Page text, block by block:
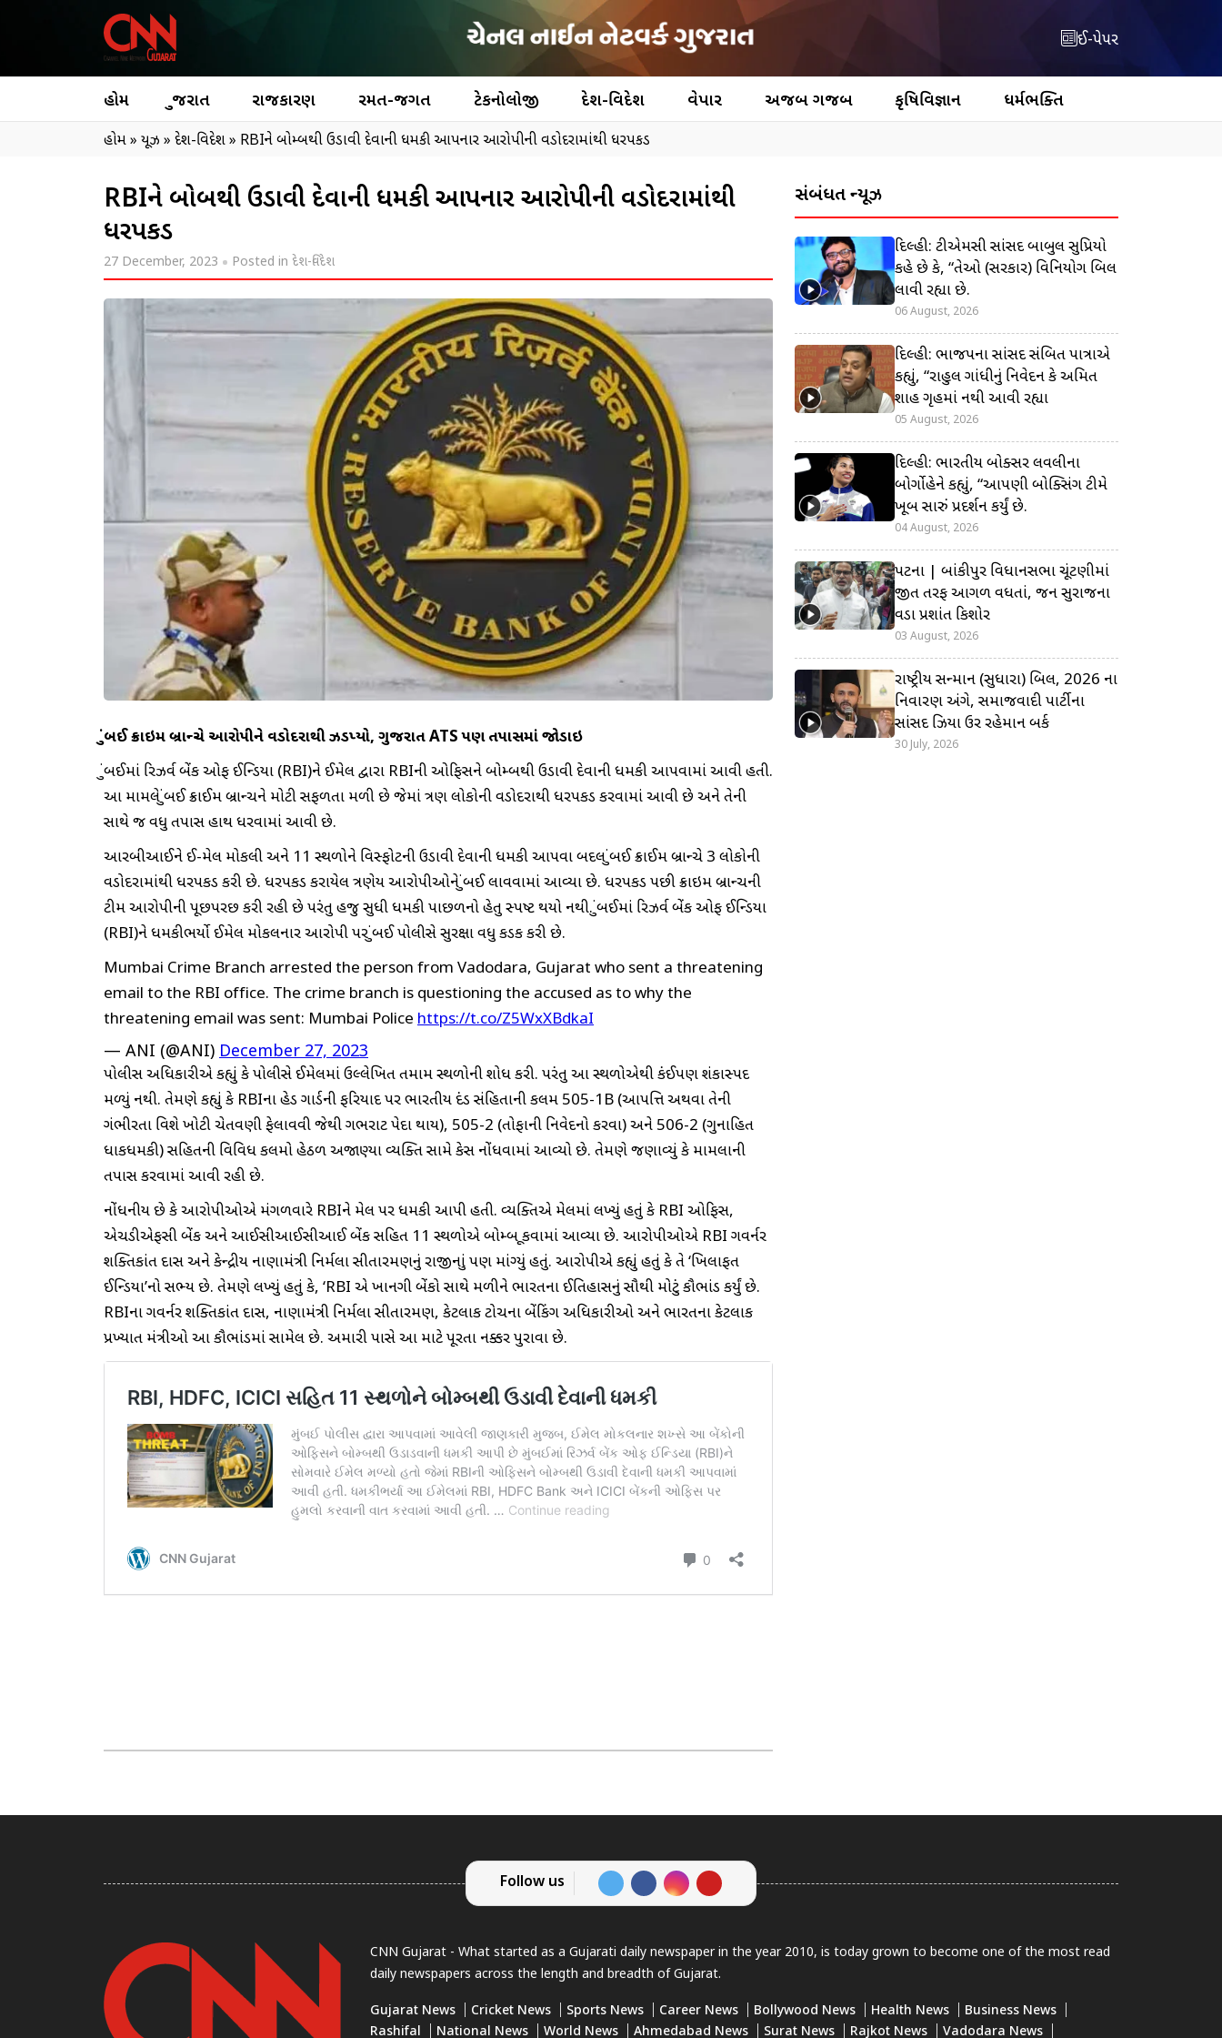
ઈ-પેપર
હોમ ગુજરાત રાજકારણ રમત-જગત ટેકનોલોજી દેશ-વિદેશ વેપાર અજબ ગજબ કૃષિવિજ્ઞાન ધર્મભક્તિ
હોમ» ન્યૂઝ » દેશ-વિદેશ» RBIને બોમ્બથી ઉડાવી દેવાની ધમકી આપનાર આરોપીની વડોદરામાંથી ધરપકડ
RBIને બોમ્બથી ઉડાવી દેવાની ધમકી આપનાર આરોપીની વડોદરામાંથી
ધરપકડ
27 December, 2023 Posted in દેશ-વિદેશ
મુંબઈ ક્રાઇમ બ્રાન્ચે આરોપીને વડોદરાથી ઝડપ્યો, ગુજરાત ATS પણ તપાસમાં જોડાઇ
મુંબઈમાં રિઝર્વ બેંક ઓફ ઈન્ડિયા (RBI)ને ઈમેલ દ્વારા RBIની ઓફિસને બોમ્બથી ઉડાવી દેવાની ધમકી આપવામાં આવી હતી.
આ મામલે મુંબઈ ક્રાઈમ બ્રાન્ચને મોટી સફળતા મળી છે જેમાં ત્રણ લોકોની વડોદરાથી ધરપકડ કરવામાં આવી છે અને તેની
સાથે જ વધુ તપાસ હાથ ધરવામાં આવી છે.
આરબીઆઈને ઈ-મેલ મોકલી અને 11 સ્થળોને વિસ્ફોટની ઉડાવી દેવાની ધમકી આપવા બદલ મુંબઈ ક્રાઈમ બ્રાન્ચે 3 લોકોની
વડોદરામાંથી ધરપકડ કરી છે. ધરપકડ કરાયેલ ત્રણેય આરોપીઓને મુંબઈ લાવવામાં આવ્યા છે. ધરપકડ પછી ક્રાઇમ બ્રાન્ચની
ટીમ આરોપીની પૂછપરછ કરી રહી છે પરંતુ હજુ સુધી ધમકી પાછળનો હેતુ સ્પષ્ટ થયો નથી. મુંબઈમાં રિઝર્વ બેંક ઓફ ઈન્ડિયા
(RBI)ને ધમકીભર્યો ઈમેલ મોકલનાર આરોપી પર મુંબઈ પોલીસે સુરક્ષા વધુ કડક કરી છે.
Mumbai Crime Branch arrested the person from Vadodara, Gujarat who sent a threatening
email to the RBI office. The crime branch is questioning the accused as to why the
threatening email was sent: Mumbai Police https://t.co/Z5WxXBdkaI
— ANI (@ANI) December 27, 2023
પોલીસ અધિકારીએ કહ્યું કે પોલીસે ઈમેલમાં ઉલ્લેખિત તમામ સ્થળોની શોધ કરી. પરંતુ આ સ્થળોએથી કંઈપણ શંકાસ્પદ
મળ્યું નથી. તેમણે કહ્યું કે RBIના હેડ ગાર્ડની ફરિયાદ પર ભારતીય દંડ સંહિતાની કલમ 505-1B (આપત્તિ અથવા તેની
ગંભીરતા વિશે ખોટી ચેતવણી ફેલાવવી જેથી ગભરાટ પેદા થાય), 505-2 (તોફાની નિવેદનો કરવા) અને 506-2 (ગુનાહિત
ધાકધમકી) સહિતની વિવિધ કલમો હેઠળ અજાણ્યા વ્યક્તિ સામે કેસ નોંધવામાં આવ્યો છે. તેમણે જણાવ્યું કે મામલાની
તપાસ કરવામાં આવી રહી છે.
નોંધનીય છે કે આરોપીઓએ મંગળવારે RBIને મેલ પર ધમકી આપી હતી. વ્યક્તિએ મેલમાં લખ્યું હતું કે RBI ઓફિસ,
એચડીએફસી બેંક અને આઈસીઆઈસીઆઈ બેંક સહિત 11 સ્થળોએ બોમ્બ મૂકવામાં આવ્યા છે. આરોપીઓએ RBI ગવર્નર
શક્તિકાંત દાસ અને કેન્દ્રીય નાણામંત્રી નિર્મલા સીતારમણનું રાજીનામું પણ માંગ્યું હતું. આરોપીએ કહ્યું હતું કે તે ‘ખિલાફત
ઈન્ડિયા’નો સભ્ય છે. તેમણે લખ્યું હતું કે, ‘RBI એ ખાનગી બેંકો સાથે મળીને ભારતના ઈતિહાસનું સૌથી મોટું કૌભાંડ કર્યું છે.
RBIના ગવર્નર શક્તિકાંત દાસ, નાણામંત્રી નિર્મલા સીતારમણ, કેટલાક ટોચના બેંકિંગ અધિકારીઓ અને ભારતના કેટલાક
પ્રખ્યાત મંત્રીઓ આ કૌભાંડમાં સામેલ છે. અમારી પાસે આ માટે પૂરતા નક્કર પુરાવા છે.
સંબંધિત ન્યૂઝ
દિલ્હી: ટીએમસી સાંસદ બાબુલ સુપ્રિયો
કહે છે કે, “તેઓ (સરકાર) વિનિયોગ બિલ
લાવી રહ્યા છે.
06 August, 2026
દિલ્હી: ભાજપના સાંસદ સંબિત પાત્રાએ
કહ્યું, “રાહુલ ગાંધીનું નિવેદન કે અમિત
શાહ ગૃહમાં નથી આવી રહ્યા
05 August, 2026
દિલ્હી: ભારતીય બોક્સર લવલીના
બોર્ગોહેને કહ્યું, “આપણી બોક્સિંગ ટીમે
ખૂબ સારું પ્રદર્શન કર્યું છે.
04 August, 2026
પટના | બાંકીપુર વિધાનસભા ચૂંટણીમાં
જીત તરફ આગળ વધતાં, જન સુરાજના
વડા પ્રશાંત કિશોર
03 August, 2026
રાષ્ટ્રીય સન્માન (સુધારા) બિલ, 2026 ના
નિવારણ અંગે, સમાજવાદી પાર્ટીના
સાંસદ ઝિયા ઉર રહેમાન બર્ક
30 July, 2026
Follow us
CNN Gujarat - What started as a Gujarati daily newspaper in the year 2010, is today grown to become one of the most read
daily newspapers across the length and breadth of Gujarat.
Gujarat News Cricket News Sports News Career News Bollywood News Health News
Business News
Rashifal
National News World News Ahmedabad News Surat News Rajkot News Vadodara News